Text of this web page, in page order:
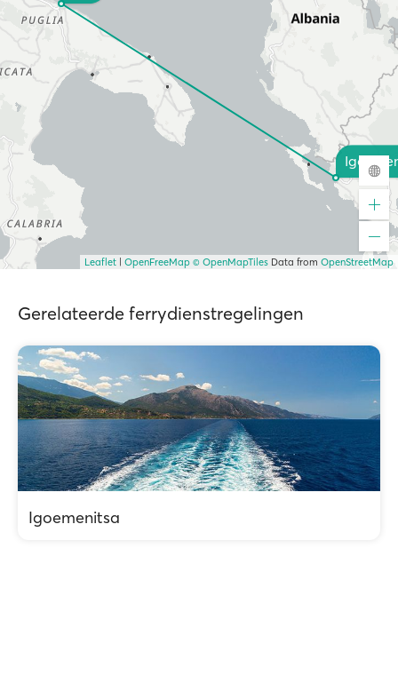
Leaflet OpenFreeMap © OpenMapTiles Data from OpenStreetMap
Gerelateerde ferrydienstregelingen
Igoemenitsa